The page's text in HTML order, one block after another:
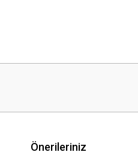
Önerileriniz